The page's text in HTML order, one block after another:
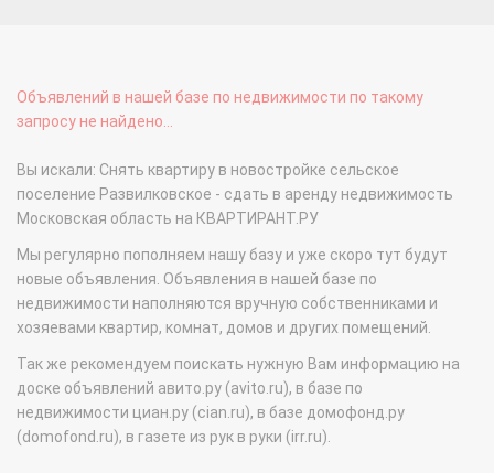
Объявлений в нашей базе по недвижимости по такому
запросу не найдено...
Вы искали: Снять квартиру в новостройке сельское
поселение Развилковское - сдать в аренду недвижимость
Московская область на КВАРТИРАНТ.РУ
Мы регулярно пополняем нашу базу и уже скоро тут будут
новые объявления. Объявления в нашей базе по
недвижимости наполняются вручную собственниками и
хозяевами квартир, комнат, домов и других помещений.
Так же рекомендуем поискать нужную Вам информацию на
доске объявлений авито.ру (avito.ru), в базе по
недвижимости циан.ру (cian.ru), в базе домофонд.ру
(domofond.ru), в газете из рук в руки (irr.ru).